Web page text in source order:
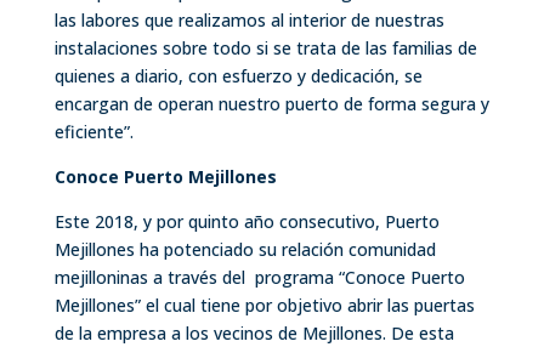
las labores que realizamos al interior de nuestras
instalaciones sobre todo si se trata de las familias de
quienes a diario, con esfuerzo y dedicación, se
encargan de operan nuestro puerto de forma segura y
eficiente”.
Conoce Puerto Mejillones
Este 2018, y por quinto año consecutivo, Puerto
Mejillones ha potenciado su relación comunidad
mejilloninas a través del programa “Conoce Puerto
Mejillones” el cual tiene por objetivo abrir las puertas
de la empresa a los vecinos de Mejillones. De esta